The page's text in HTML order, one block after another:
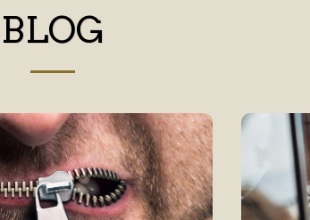
BLOG